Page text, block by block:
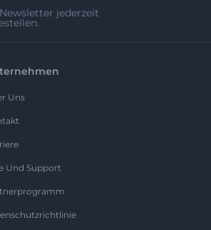
jederzeit
Uns
Und Support